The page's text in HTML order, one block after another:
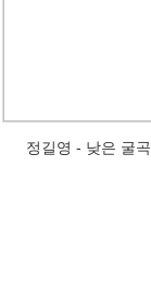
정길영 - 낮은 굴